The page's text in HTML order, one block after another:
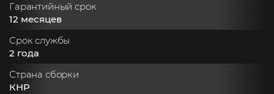
Гарантийный срок
12 месяцев
Срок службы
2 года
Страна сборки
КНР